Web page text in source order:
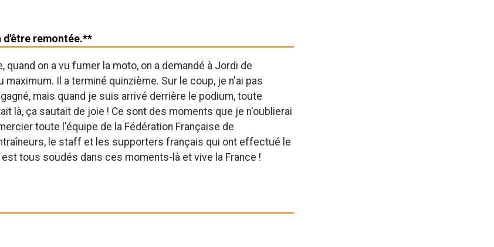
d'être remontée.**
quand on a vu fumer la moto, on a demandé à Jordi de
maximum. Il a terminé quinzième. Sur le coup, je n'ai pas
mais quand je suis arrivé derrière le podium, toute
là, ça sautait de joie ! Ce sont des moments que je n'oublierai
toute l'équipe de la Fédération Française de
le staff et les supporters français qui ont effectué le
est tous soudés dans ces moments-là et vive la France !